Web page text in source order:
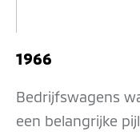
1966
Bedrijfswagens
een belangrijke